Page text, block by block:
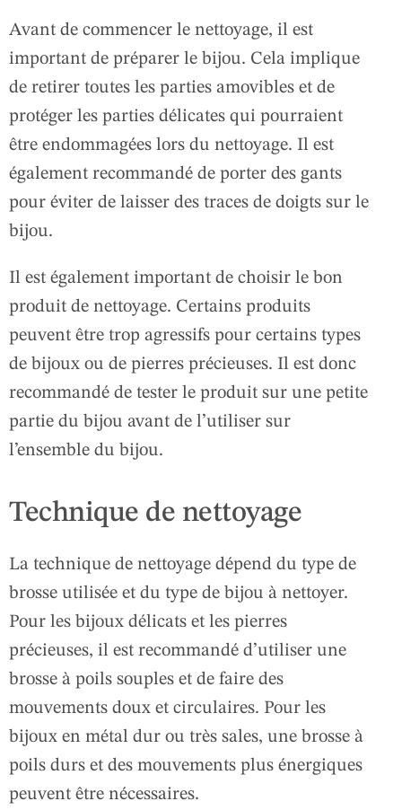
Avant de commencer le nettoyage, il est
important de préparer le bijou. Cela implique
de retirer toutes les parties amovibles et de
protéger les parties délicates qui pourraient
être endommagées lors du nettoyage. Il est
également recommandé de porter des gants
pour éviter de laisser des traces de doigts sur le
bijou.
Il est également important de choisir le bon
produit de nettoyage. Certains produits
peuvent être trop agressifs pour certains types
de bijoux ou de pierres précieuses. Il est donc
recommandé de tester le produit sur une petite
partie du bijou avant de l’utiliser sur
l’ensemble du bijou.
Technique de nettoyage
La technique de nettoyage dépend du type de
brosse utilisée et du type de bijou à nettoyer.
Pour les bijoux délicats et les pierres
précieuses, il est recommandé d’utiliser une
brosse à poils souples et de faire des
mouvements doux et circulaires. Pour les
bijoux en métal dur ou très sales, une brosse à
poils durs et des mouvements plus énergiques
peuvent être nécessaires.